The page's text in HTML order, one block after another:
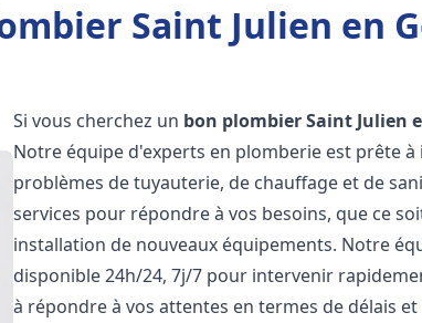
Saint Julien en
Si vous cherchez un bon plombierSaint Julien
Notre équipe d'experts en plomberie est prête
problèmes de tuyauterie, de chauffage et de
services pour répondre à vos besoins, que ce
installation de nouveaux équipements. Notre
disponible 24h/24, 7j/7 pour intervenir
à répondre à vos attentes en termes de délais